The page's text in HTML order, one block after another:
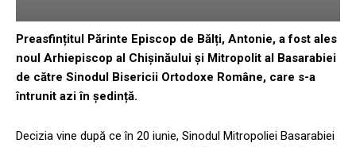
Preasfințitul Părinte Episcop de Bălți, Antonie, a fost ales
noul Arhiepiscop al Chișinăului și Mitropolit al Basarabiei
de către Sinodul Bisericii Ortodoxe Române, care s-a
întrunit azi în ședință.
Decizia vine după ce în 20 iunie, Sinodul Mitropoliei Basarabiei